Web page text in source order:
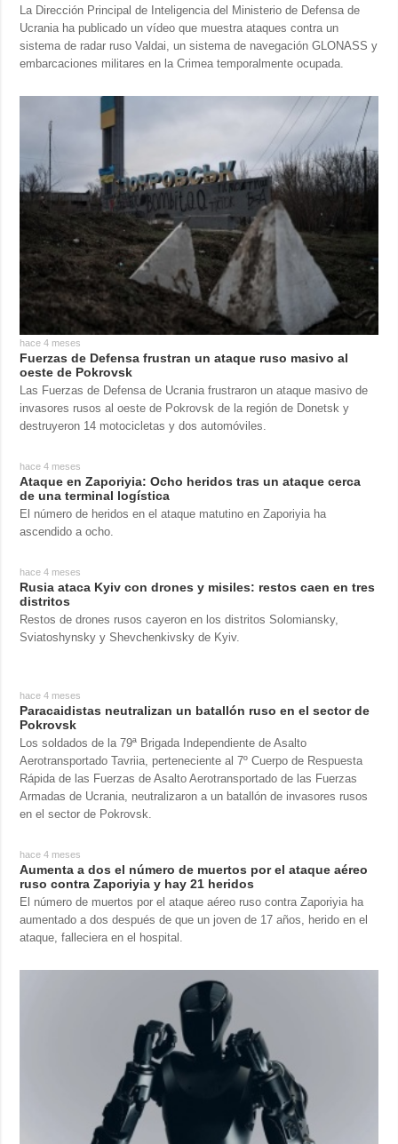
La Dirección Principal de Inteligencia del Ministerio de Defensa de
Ucrania ha publicado un vídeo que muestra ataques contra un
sistema de radar ruso Valdai, un sistema de navegación GLONASS y
embarcaciones militares en la Crimea temporalmente ocupada.
hace 4 meses
Fuerzas de Defensa frustran un ataque ruso masivo al
oeste de Pokrovsk
Las Fuerzas de Defensa de Ucrania frustraron un ataque masivo de
invasores rusos al oeste de Pokrovsk de la región de Donetsk y
destruyeron 14 motocicletas y dos automóviles.
hace 4 meses
Ataque en Zaporiyia: Ocho heridos tras un ataque cerca
de una terminal logística
El número de heridos en el ataque matutino en Zaporiyia ha
ascendido a ocho.
hace 4 meses
Rusia ataca Kyiv con drones y misiles: restos caen en tres
distritos
Restos de drones rusos cayeron en los distritos Solomiansky,
Sviatoshynsky y Shevchenkivsky de Kyiv.
hace 4 meses
Paracaidistas neutralizan un batallón ruso en el sector de
Pokrovsk
Los soldados de la 79ª Brigada Independiente de Asalto
Aerotransportado Tavriia, perteneciente al 7º Cuerpo de Respuesta
Rápida de las Fuerzas de Asalto Aerotransportado de las Fuerzas
Armadas de Ucrania, neutralizaron a un batallón de invasores rusos
en el sector de Pokrovsk.
hace 4 meses
Aumenta a dos el número de muertos por el ataque aéreo
ruso contra Zaporiyia y hay 21 heridos
El número de muertos por el ataque aéreo ruso contra Zaporiyia ha
aumentado a dos después de que un joven de 17 años, herido en el
ataque, falleciera en el hospital.